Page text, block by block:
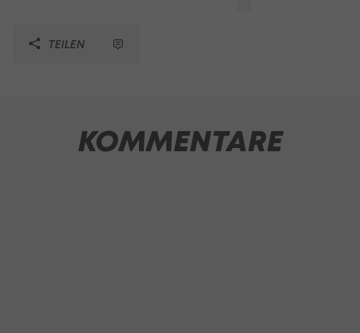
TEILEN
KOMMENTARE